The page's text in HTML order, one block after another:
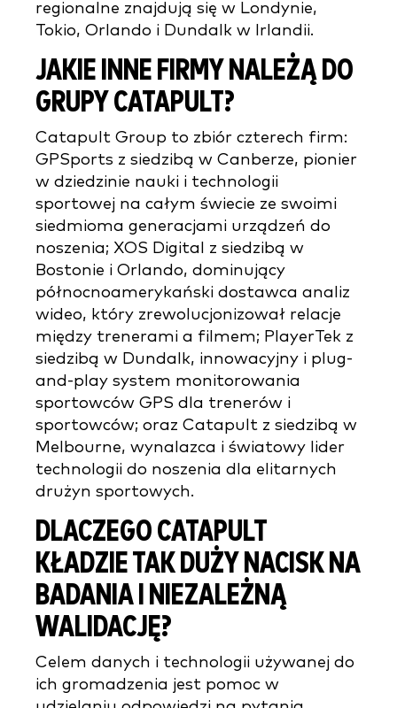
regionalne znajdują się w Londynie,
Tokio, Orlando i Dundalk w Irlandii.
JAKIE INNE FIRMY NALEŻĄ DO
GRUPY CATAPULT?
Catapult Group to zbiór czterech firm:
GPSports z siedzibą w Canberze, pionier
w dziedzinie nauki i technologii
sportowej na całym świecie ze swoimi
siedmioma generacjami urządzeń do
noszenia; XOS Digital z siedzibą w
Bostonie i Orlando, dominujący
północnoamerykański dostawca analiz
wideo, który zrewolucjonizował relacje
między trenerami a filmem; PlayerTek z
siedzibą w Dundalk, innowacyjny i plug-
and-play system monitorowania
sportowców GPS dla trenerów i
sportowców; oraz Catapult z siedzibą w
Melbourne, wynalazca i światowy lider
technologii do noszenia dla elitarnych
drużyn sportowych.
DLACZEGO CATAPULT
KŁADZIE TAK DUŻY NACISK NA
BADANIA I NIEZALEŻNĄ
WALIDACJĘ?
Celem danych i technologii używanej do
ich gromadzenia jest pomoc w